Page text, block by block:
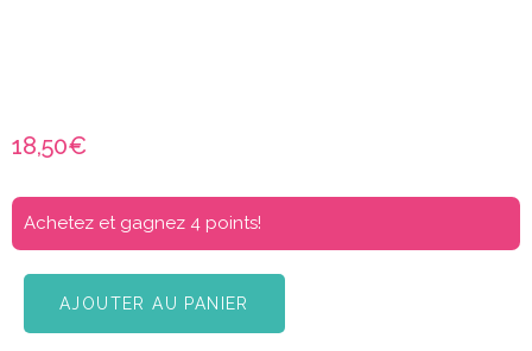
18,50€
Achetez et gagnez 4 points!
AJOUTER AU PANIER